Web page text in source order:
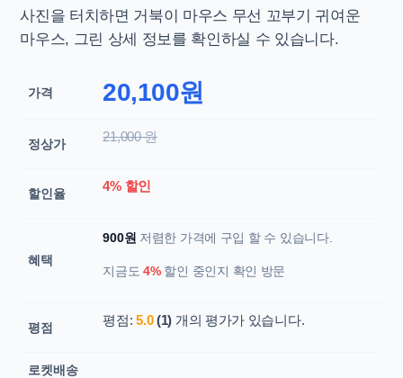
사진을 터치하면 거북이 마우스 무선 꼬부기 귀여운
마우스, 그린 상세 정보를 확인하실 수 있습니다.
가격 20,100원
정상가 21,000 원
할인율 4% 할인
혜택
900원 저렴한 가격에 구입 할 수 있습니다.
지금도4%할인 중인지 확인 방문
평점 평점:5.0 (1) 개의 평가가 있습니다.
로켓배송